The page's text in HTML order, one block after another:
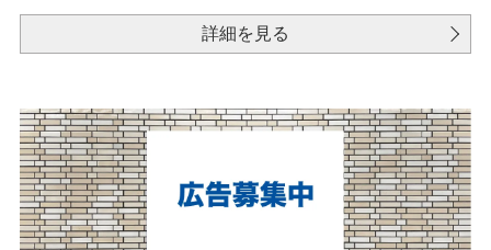
詳細を見る